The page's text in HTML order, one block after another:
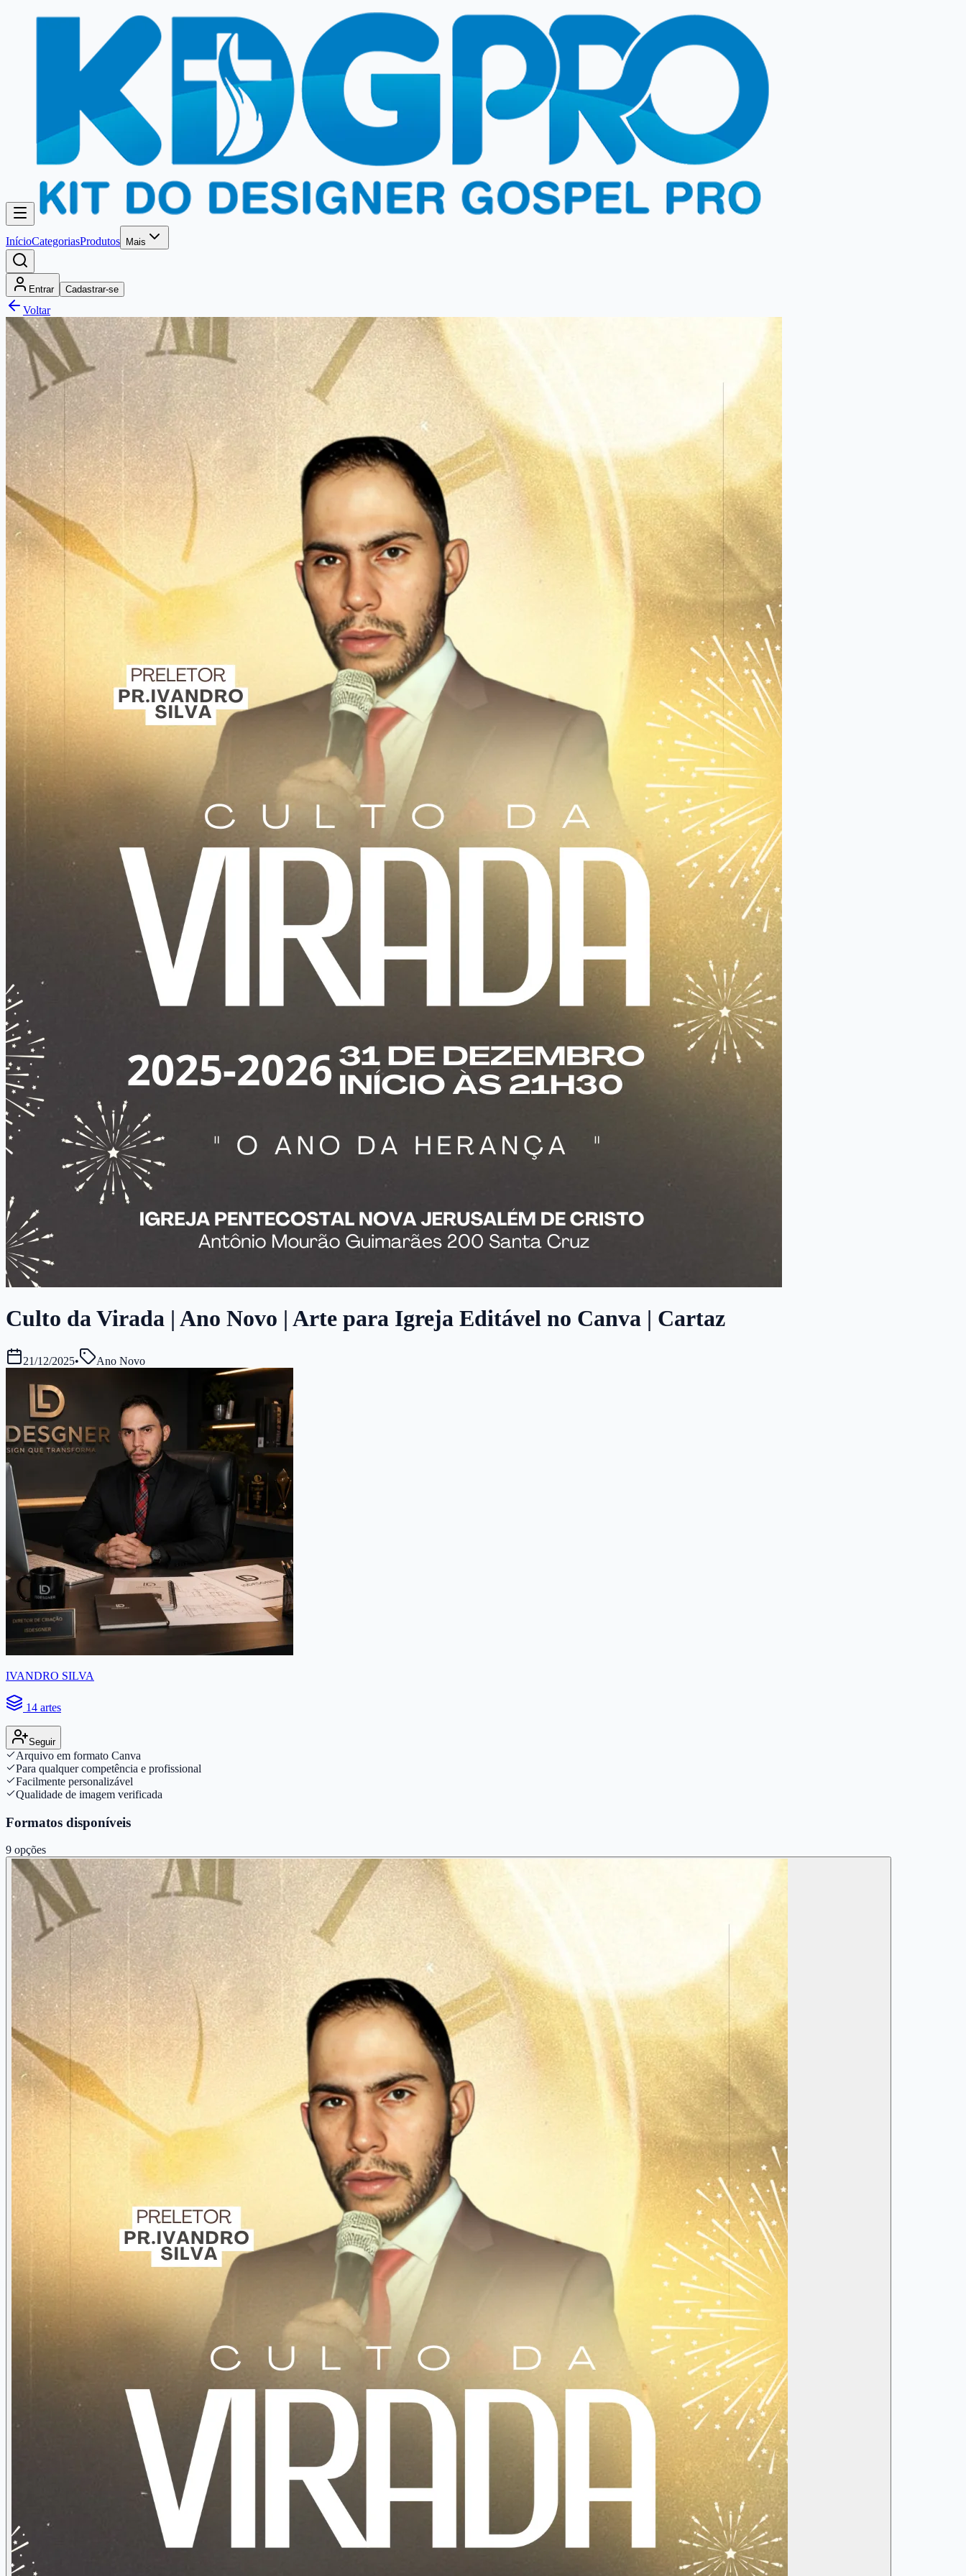
InícioCategoriasProdutos Mais
Entrar Cadastrar-se
Voltar
Culto da Virada | Ano Novo | Arte para Igreja Editável no Canva | Cartaz
21/12/2025• Ano Novo
IVANDRO SILVA
14 artes
Seguir
Arquivo em formato Canva
Para qualquer competência e profissional
Facilmente personalizável
Qualidade de imagem verificada
Formatos disponíveis
9 opções